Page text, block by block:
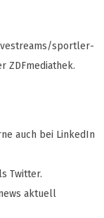
sportler-
ZDFmediathek.
auch bei LinkedIn
Twitter.
aktuell